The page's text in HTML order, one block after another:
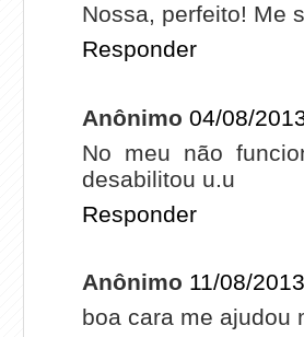
Nossa, perfeito! Me
Responder
Anônimo 04/08/
No meu não
desabilitou u.u
Responder
Anônimo 11/08/
boa cara me ajudou